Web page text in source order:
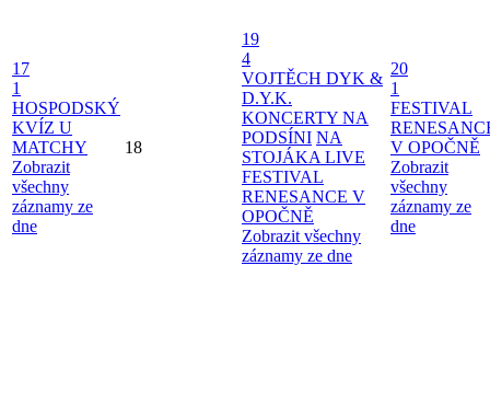
17
1
HOSPODSKÝ
KVÍZ U
MATCHY
Zobrazit
všechny
záznamy ze
dne
18
19
4
VOJTĚCH DYK &
D.Y.K.
KONCERTY NA
PODSÍNI NA
STOJÁKA LIVE
FESTIVAL
RENESANCE V
OPOČNĚ
Zobrazit všechny
záznamy ze dne
20
1
FESTIVAL
V OPOČNĚ
Zobrazit
všechny
záznamy ze
dne